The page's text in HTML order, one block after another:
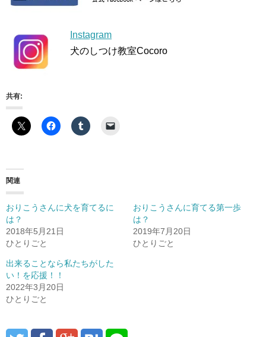
Instagram
犬のしつけ教室Cocoro
共有:
関連
おりこうさんに犬を育てるに
は？
2018年5月21日
ひとりごと
おりこうさんに育てる第一歩
は？
2019年7月20日
ひとりごと
出来ることなら私たちがした
い！を応援！！
2022年3月20日
ひとりごと